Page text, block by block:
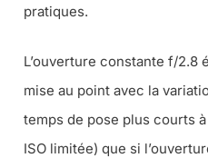
pratiques.
L’ouverture constante f/2.8
mise au point avec la
temps de pose plus courts
ISO limitée) que si